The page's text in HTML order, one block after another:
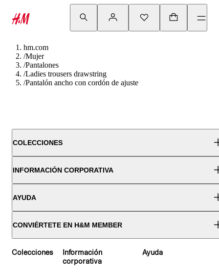
hm.com
/Mujer
/Pantalones
/Ladies trousers drawstring
/Pantalón ancho con cordón de ajuste
COLECCIONES
INFORMACIÓN CORPORATIVA
AYUDA
CONVIÉRTETE EN H&M MEMBER
Colecciones
Información
corporativa
Ayuda